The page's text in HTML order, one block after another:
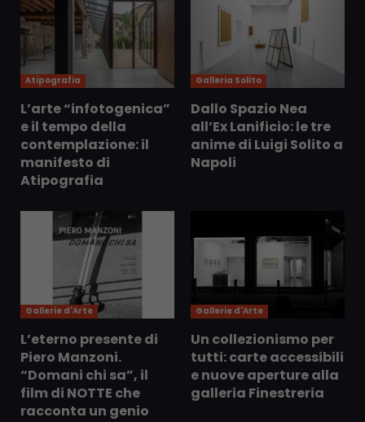
Atipografia
L’arte “infotogenica”
e il tempo della
contemplazione: il
manifesto di
Atipografia
Galleria Solito
Dallo Spazio Nea
all’Ex Lanificio: le tre
anime di Luigi Solito a
Napoli
Gallerie d'Arte
L’eterno presente di
Piero Manzoni.
“Domani chi sa”, il
film di NOTTE che
racconta un genio
Gallerie d'Arte
Un collezionismo per
tutti: carte accessibili
e nuove aperture alla
galleria Finestreria